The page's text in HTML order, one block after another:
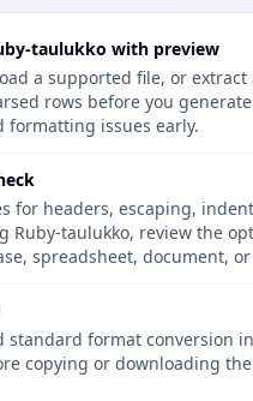
taulukko with preview
a supported file, or
rows before you
formatting issues early.
for headers, escaping,
Ruby-taulukko, review the
spreadsheet, document,
format conversion
copying or downloading